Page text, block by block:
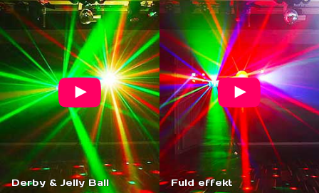
Derby & Jelly Ball Fuld effekt